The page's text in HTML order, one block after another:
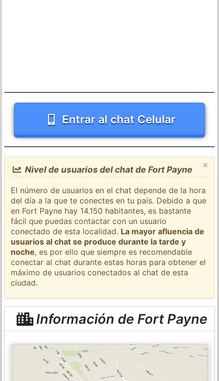
Entrar al chat Celular
×
Nivel de usuarios del chat de Fort Payne
El número de usuarios en el chat depende de la hora
del día a la que te conectes en tu país. Debido a que
en Fort Payne hay 14.150 habitantes, es bastante
fácil que puedas contactar con un usuario
conectado de esta localidad. La mayor afluencia de
usuarios al chat se produce durante la tarde y
noche, es por ello que siempre es recomendable
conectar al chat durante estas horas para obtener el
máximo de usuarios conectados al chat de esta
ciudad.
Información de Fort Payne